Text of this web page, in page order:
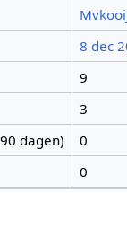
8 dec
9
3
dagen)
0
0